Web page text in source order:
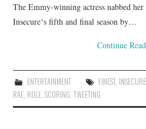
The Emmy-winning actress nabbed
Insecure‘s fifth and final season by…
Continue
ENTERTAINMENT FINEST, INSECURE
RAE, ROLE,SCORING,TWEETING